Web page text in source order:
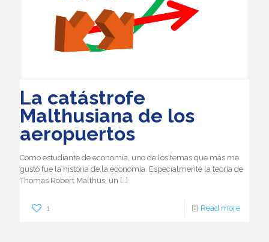
La catástrofe
Malthusiana de los
aeropuertos
Como estudiante de economía, uno de los temas que más me
gustó fue la historia de la economía. Especialmente la teoría de
Thomas Robert Malthus, un […]
1 Read more